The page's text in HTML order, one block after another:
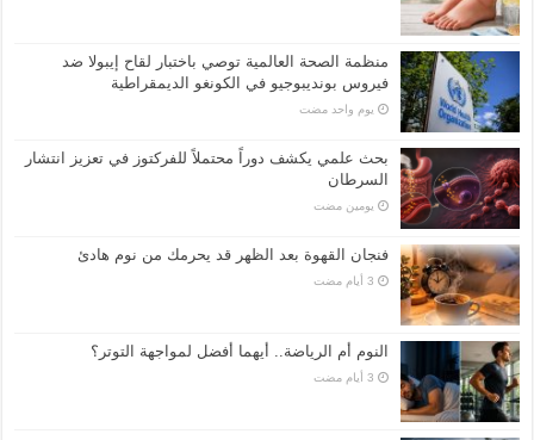
منظمة الصحة العالمية توصي باختبار لقاح إيبولا ضد
فيروس بونديبوجيو في الكونغو الديمقراطية
‏يوم واحد مضت
بحث علمي يكشف دوراً محتملاً للفركتوز في تعزيز انتشار
السرطان
‏يومين مضت
فنجان القهوة بعد الظهر قد يحرمك من نوم هادئ
النوم أم الرياضة.. أيهما أفضل لمواجهة التوتر؟